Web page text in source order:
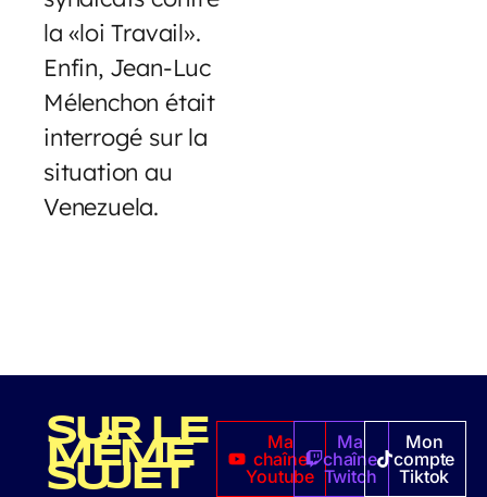
la «loi Travail».
Enfin, Jean-Luc
Mélenchon était
interrogé sur la
situation au
Venezuela.
SUR LE
MÊME
SUJET
Ma
chaîne
Youtube
Ma
chaîne
Twitch
Mon
compte
Tiktok